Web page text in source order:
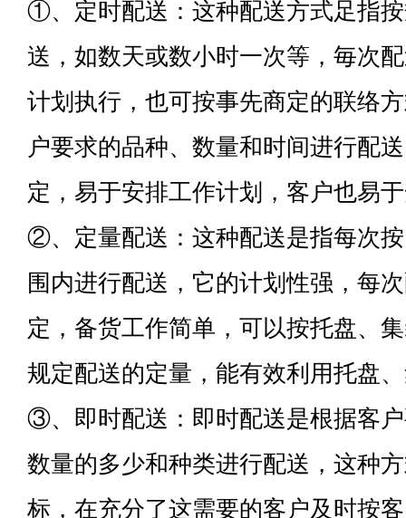
①、定时配送：这种配送方式足指
送，如数天或数小时一次等，毎次
计划执行，也可按事先商定的联络
户要求的品种、数量和时间进行配
定，易于安排工作计划，客户也易
②、定量配送：这种配送是指每次
围内进行配送，它的计划性强，每
定，备货工作简单，可以按托盘、
规定配送的定量，能有效利用托盘
③、即时配送：即时配送是根据客
数量的多少和种类进行配送，这种
标，在充分了这需要的客户及时按